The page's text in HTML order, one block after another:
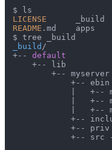
LICENSE
README .md    apps
_build /
+-- default
    +-- lib
        +-- myserver
            +-- ebin
|   +--
|   +--
|   +--
+--
+--
+-- src